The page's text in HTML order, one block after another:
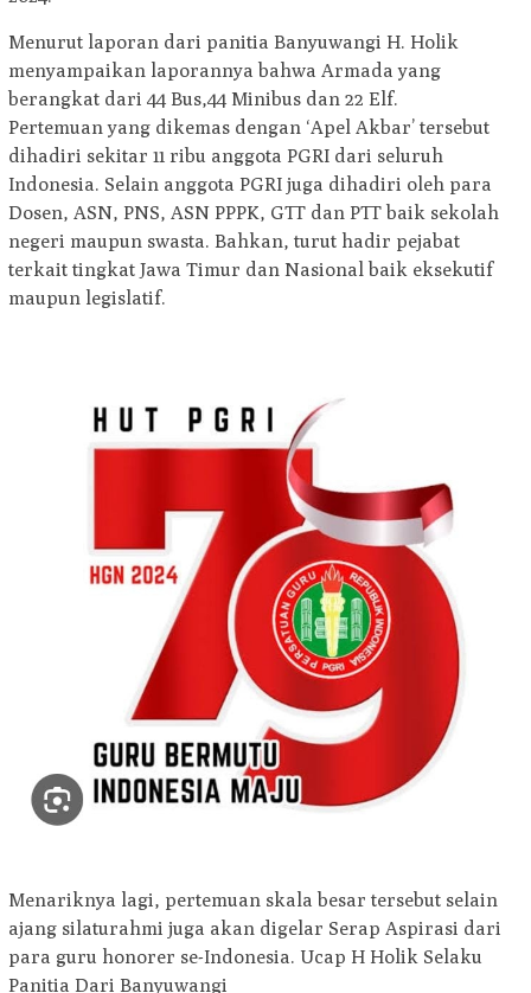
Menurut laporan dari panitia Banyuwangi H. Holik
menyampaikan laporannya bahwa Armada yang
berangkat dari 44 Bus,44 Minibus dan 22 Elf.
Pertemuan yang dikemas dengan ‘Apel Akbar’ tersebut
dihadiri sekitar 11 ribu anggota PGRI dari seluruh
Indonesia. Selain anggota PGRI juga dihadiri oleh para
Dosen, ASN, PNS, ASN PPPK, GTT dan PTT baik sekolah
negeri maupun swasta. Bahkan, turut hadir pejabat
terkait tingkat Jawa Timur dan Nasional baik eksekutif
maupun legislatif.
Menariknya lagi, pertemuan skala besar tersebut selain
ajang silaturahmi juga akan digelar Serap Aspirasi dari
para guru honorer se-Indonesia. Ucap H Holik Selaku
Panitia Dari Banyuwangi